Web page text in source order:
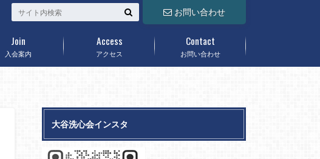
お問い合わせ
入会案内
Join
アクセス
Access
お問い合わせ
Contact
大谷洗心会インスタ